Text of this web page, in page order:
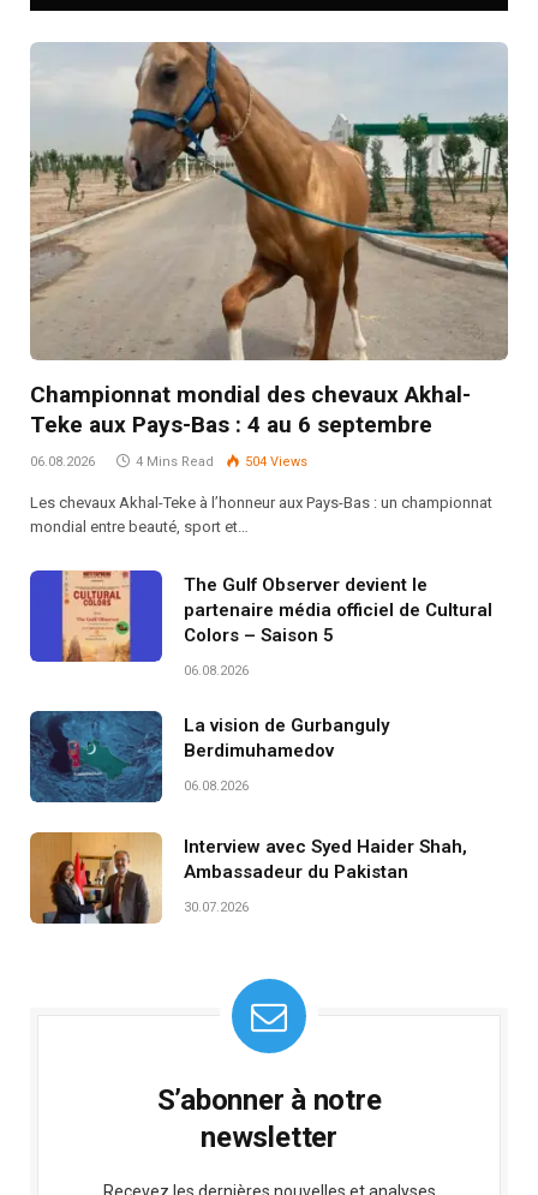
Championnat mondial des chevaux Akhal-
Teke aux Pays-Bas : 4 au 6 septembre
06.08.2026 4 Mins Read 504 Views
Les chevaux Akhal-Teke à l’honneur aux Pays-Bas : un championnat
mondial entre beauté, sport et…
The Gulf Observer devient le
partenaire média officiel de Cultural
Colors – Saison 5
06.08.2026
La vision de Gurbanguly
Berdimuhamedov
06.08.2026
Interview avec Syed Haider Shah,
Ambassadeur du Pakistan
30.07.2026
S’abonner à notre
newsletter